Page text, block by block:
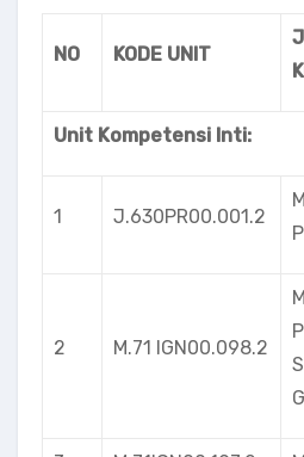
NO KODE UNIT
Unit Kompetensi Inti:
1 J.630PR00.001.2
2 M.71 lGN00.098.2